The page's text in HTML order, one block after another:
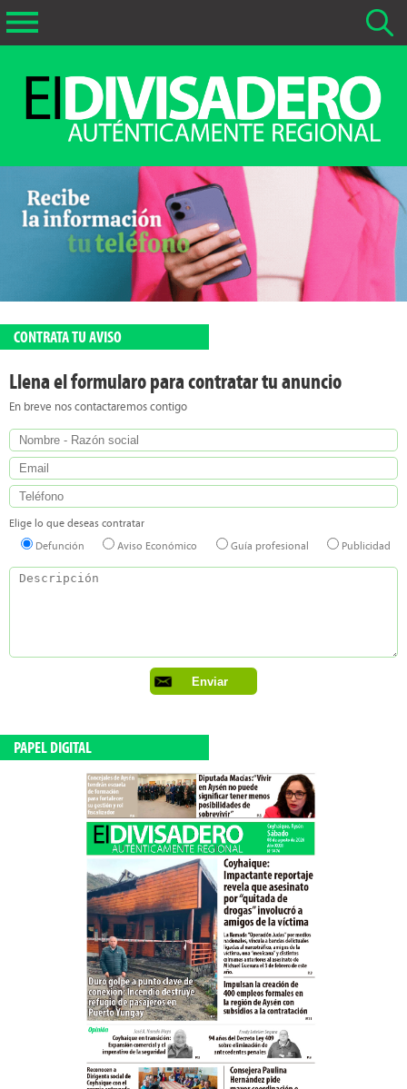
La fecha más antigua por defecto que se buscará es 01-02-
Buscar notas anteriores a 01-02-2026
CONTRATA TU AVISO
Llena el formularo para contratar tu anuncio
En breve nos contactaremos contigo
Elige lo que deseas contratar
Defunción
Aviso Económico Guía profesional Publicidad
PAPEL DIGITAL